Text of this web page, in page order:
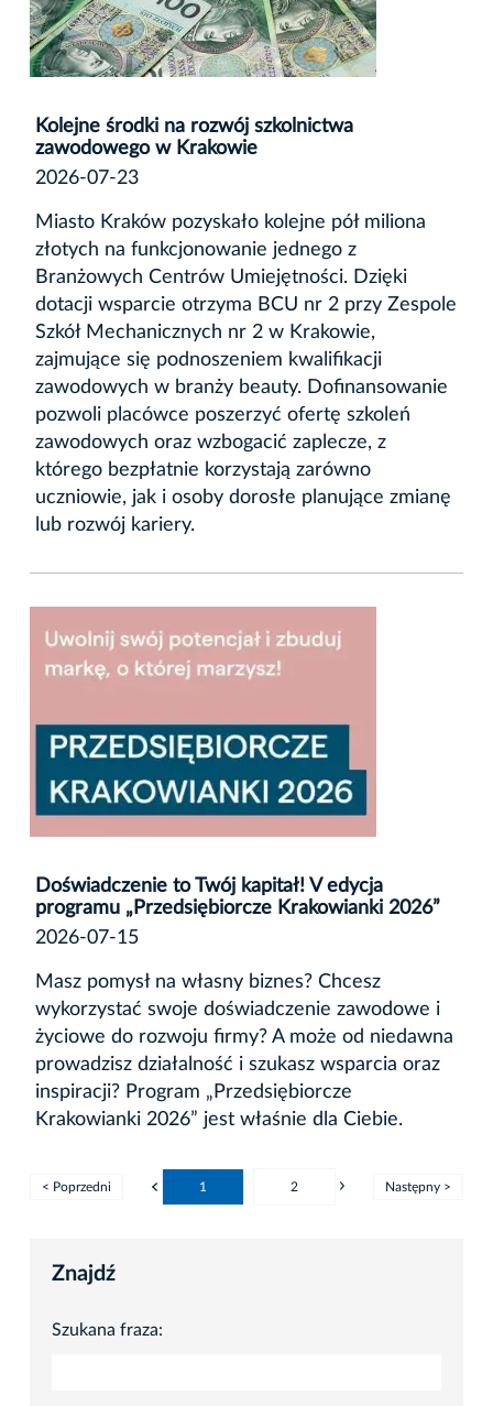
Kolejne środki na rozwój szkolnictwa
zawodowego w Krakowie
2026-07-23
Miasto Kraków pozyskało kolejne pół miliona
złotych na funkcjonowanie jednego z
Branżowych Centrów Umiejętności. Dzięki
dotacji wsparcie otrzyma BCU nr 2 przy Zespole
Szkół Mechanicznych nr 2 w Krakowie,
zajmujące się podnoszeniem kwalifikacji
zawodowych w branży beauty. Dofinansowanie
pozwoli placówce poszerzyć ofertę szkoleń
zawodowych oraz wzbogacić zaplecze, z
którego bezpłatnie korzystają zarówno
uczniowie, jak i osoby dorosłe planujące zmianę
lub rozwój kariery.
Doświadczenie to Twój kapitał! V edycja
programu „Przedsiębiorcze Krakowianki 2026”
2026-07-15
Masz pomysł na własny biznes? Chcesz
wykorzystać swoje doświadczenie zawodowe i
życiowe do rozwoju firmy? A może od niedawna
prowadzisz działalność i szukasz wsparcia oraz
inspiracji? Program „Przedsiębiorcze
Krakowianki 2026” jest właśnie dla Ciebie.
< Poprzedni 1 2 Następny >
Znajdź
Szukana fraza: